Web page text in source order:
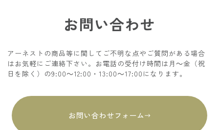
お問い合わせ
アーネストの商品等に関してご不明な点やご質問がある場合
はお気軽にご連絡下さい。お電話の受付け時間は月～金（祝
日を除く）の9:00～12:00・13:00～17:00になります。
お問い合わせフォーム